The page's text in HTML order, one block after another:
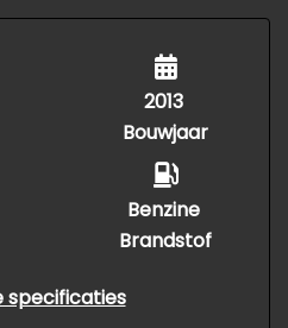
2013
Bouwjaar
Benzine
Brandstof
specificaties